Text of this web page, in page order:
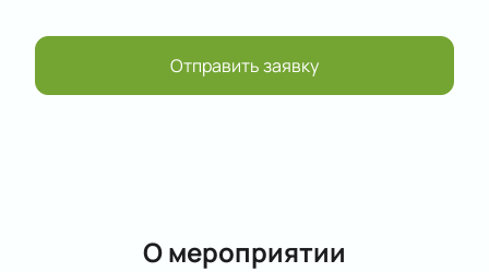
Отправить заявку
О мероприятии